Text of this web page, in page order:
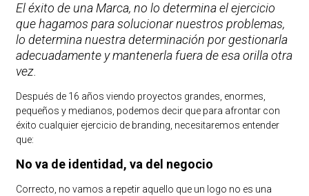
El éxito de una Marca, no lo determina el ejercicio
que hagamos para solucionar nuestros problemas,
lo determina nuestra determinación por gestionarla
adecuadamente y mantenerla fuera de esa orilla otra
vez.
Después de 16 años viendo proyectos grandes, enormes,
pequeños y medianos, podemos decir que para afrontar con
éxito cualquier ejercicio de branding, necesitaremos entender
que:
No va de identidad, va del negocio
Correcto, no vamos a repetir aquello que un logo no es una